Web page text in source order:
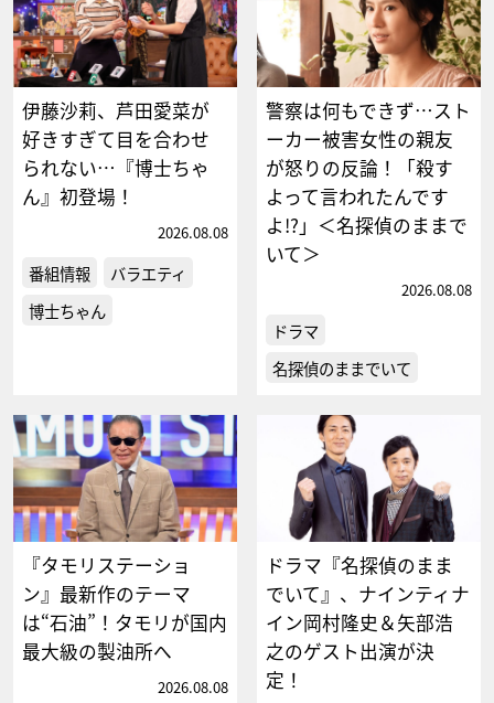
伊藤沙莉、芦田愛菜が
好きすぎて目を合わせ
られない…『博士ちゃ
ん』初登場！
2026.08.08
番組情報
バラエティ
博士ちゃん
警察は何もできず…スト
ーカー被害女性の親友
が怒りの反論！「殺す
よって言われたんです
よ!?」＜名探偵のままで
いて＞
2026.08.08
ドラマ
名探偵のままでいて
『タモリステーショ
ン』最新作のテーマ
は“石油”！タモリが国内
最大級の製油所へ
2026.08.08
ドラマ『名探偵のまま
でいて』、ナインティナ
イン岡村隆史＆矢部浩
之のゲスト出演が決
定！